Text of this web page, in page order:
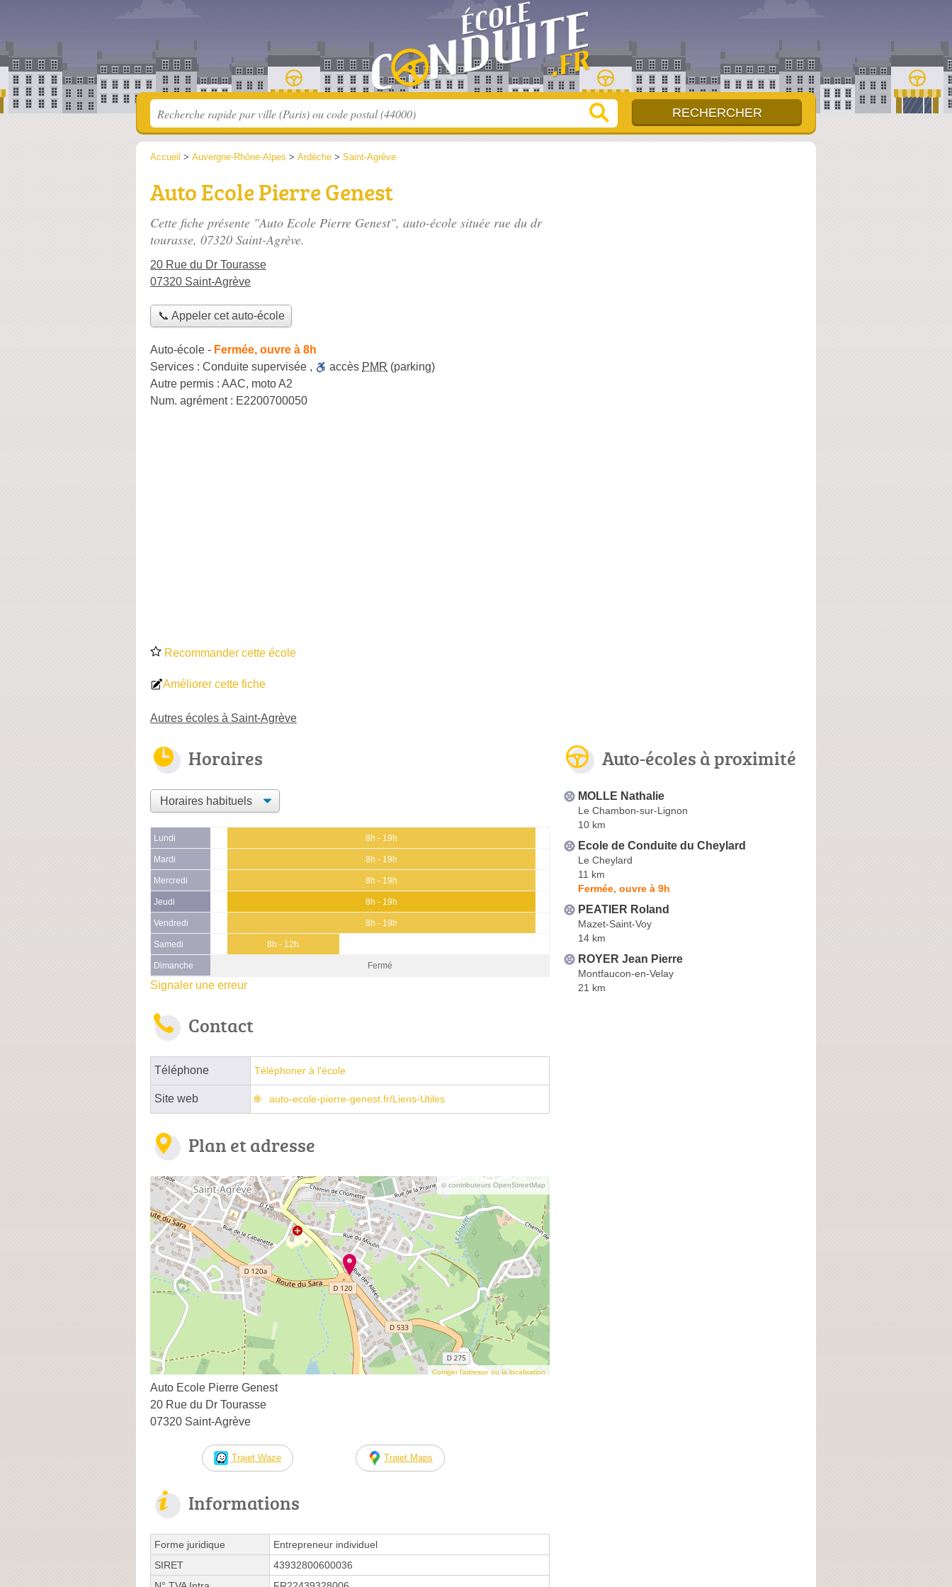
Accueil > Auvergne-Rhône-Alpes > Ardèche > Saint-Agrève
Auto Ecole Pierre Genest
Cette fiche présente "Auto Ecole Pierre Genest", auto-école située rue du dr
tourasse, 07320 Saint-Agrève.
20 Rue du Dr Tourasse
07320 Saint-Agrève
📞 Appeler cet auto-école
Auto-école - Fermée, ouvre à 8h
Services : Conduite supervisée , accès PMR (parking)
Autre permis : AAC, moto A2
Num. agrément : E2200700050
Recommander cette école
Améliorer cette fiche
Autres écoles à Saint-Agrève
Horaires
Lundi 8h - 19h
Mardi 8h - 19h
Mercredi 8h - 19h
Jeudi 8h - 19h
Vendredi 8h - 19h
Samedi 8h - 12h
Dimanche Fermé
Signaler une erreur
Contact
Téléphone Téléphoner à l'école
Site web auto-ecole-pierre-genest.fr/Liens-Utiles
Plan et adresse
© contributeurs OpenStreetMap
Corriger l’adresse ou la localisation
Auto Ecole Pierre Genest
20 Rue du Dr Tourasse
07320 Saint-Agrève
Trajet Waze Trajet Maps
Informations
Forme juridique
Entrepreneur individuel
SIRET
43932800600036
Auto-écoles à proximité
MOLLE Nathalie
Le Chambon-sur-Lignon
10 km
Ecole de Conduite du Cheylard
Le Cheylard
11 km
Fermée, ouvre à 9h
PEATIER Roland
Mazet-Saint-Voy
14 km
ROYER Jean Pierre
Montfaucon-en-Velay
21 km